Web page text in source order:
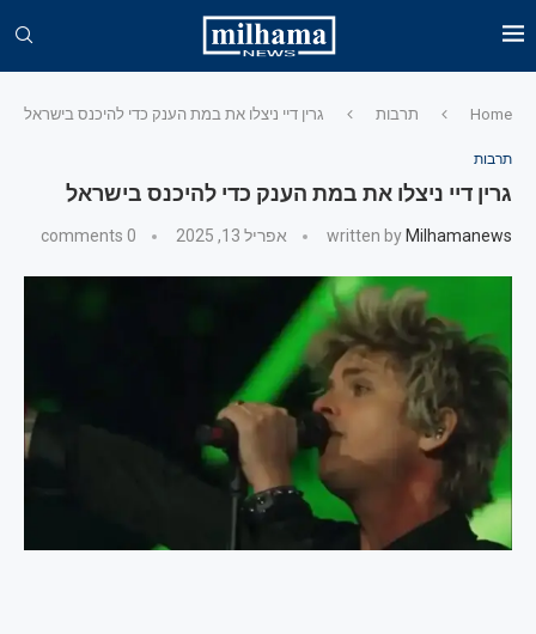
Home תרבות גרין דיי ניצלו את במת הענק כדי להיכנס בישראל
תרבות
גרין דיי ניצלו את במת הענק כדי להיכנס בישראל
written by Milhamanews אפריל 13, 2025 0 comments